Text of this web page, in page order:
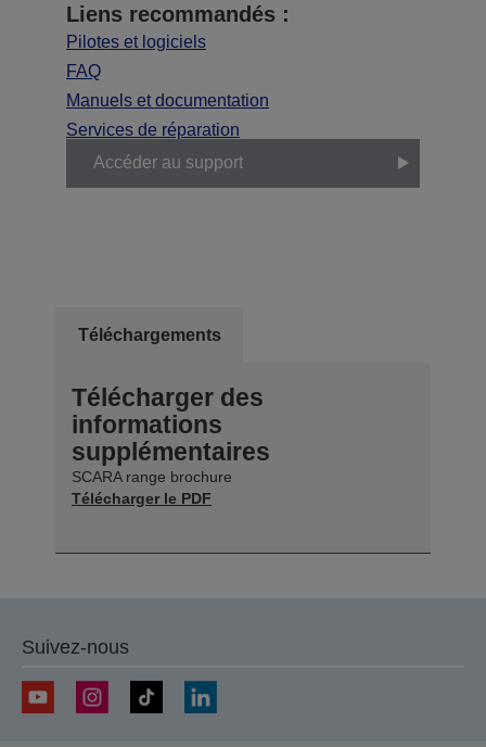
Liens recommandés :
Pilotes et logiciels
FAQ
Manuels et documentation
Services de réparation
Accéder au support
Téléchargements
Télécharger des
informations
supplémentaires
SCARA range brochure
Télécharger le PDF
Suivez-nous